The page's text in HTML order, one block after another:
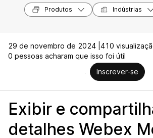
Produtos Indústrias
29 de novembro de 2024 | 410
0 pessoas acharam que isso foi útil
Inscrever-se
Exibir e
detalhes Webex